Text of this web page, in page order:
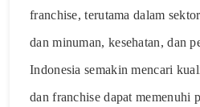
franchise, terutama dalam
dan minuman, kesehatan, dan
Indonesia semakin mencari
dan franchise dapat memenuhi